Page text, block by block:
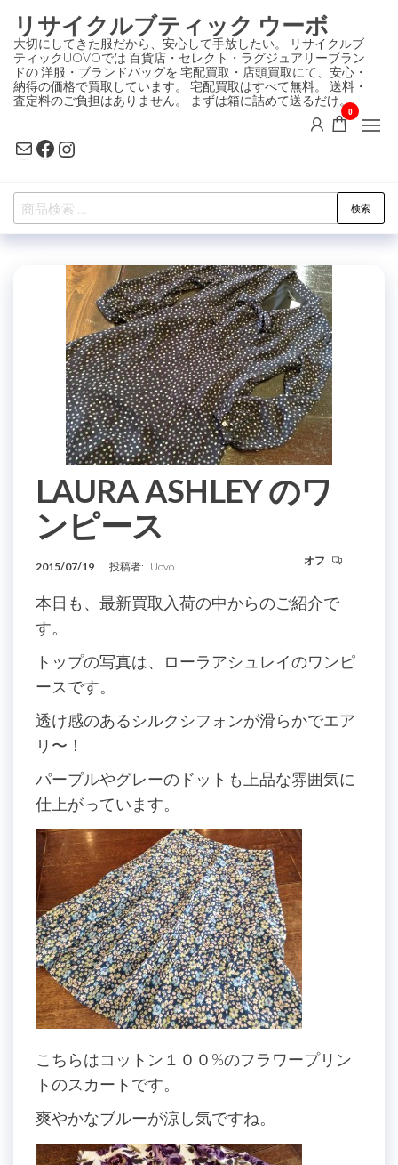
ン
テ
ン
ツ
プ
リサイクルブティック ウーボ
大切にしてきた服だから、安心して手放したい。 リサイクルブ
ティックUOVOでは 百貨店・セレクト・ラグジュアリーブラン
ドの 洋服・ブランドバッグを 宅配買取・店頭買取にて、安心・
納得の価格で買取しています。 宅配買取はすべて無料。 送料・
査定料のご負担はありません。 まずは箱に詰めて送るだけ。
MailFacebook
Instagram
0
検
索
検索
LAURA ASHLEY のワ
ンピース
2015/07/19 投稿者: Uovo オフ
本日も、最新買取入荷の中からのご紹介で
す。
トップの写真は、ローラアシュレイのワンピ
ースです。
透け感のあるシルクシフォンが滑らかでエア
リ〜！
パープルやグレーのドットも上品な雰囲気に
仕上がっています。
こちらはコットン１００%のフラワープリン
トのスカートです。
爽やかなブルーが涼し気ですね。